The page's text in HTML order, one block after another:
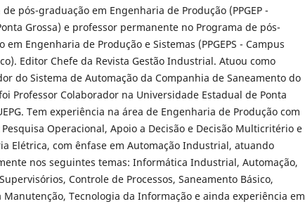
pós-graduação em Engenharia de Produção (PPGEP -
Grossa) e professor permanente no Programa de pós-
em Engenharia de Produção e Sistemas (PPGEPS - Campus
Editor Chefe da Revista Gestão Industrial. Atuou como
do Sistema de Automação da Companhia de Saneamento do
Professor Colaborador na Universidade Estadual de Ponta
Tem experiência na área de Engenharia de Produção com
Operacional, Apoio a Decisão e Decisão Multicritério e
Elétrica, com ênfase em Automação Industrial, atuando
nos seguintes temas: Informática Industrial, Automação,
Controle de Processos, Saneamento Básico,
Manutenção, Tecnologia da Informação e ainda experiência em